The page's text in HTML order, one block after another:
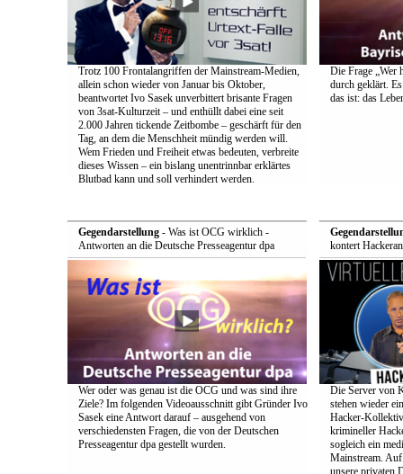
Trotz 100 Frontalangriffen der Mainstream-Medien,
allein schon wieder von Januar bis Oktober,
beantwortet Ivo Sasek unverbittert brisante Fragen
von 3sat-Kulturzeit – und enthüllt dabei eine seit
2.000 Jahren tickende Zeitbombe – geschärft für den
Tag, an dem die Menschheit mündig werden will.
Wem Frieden und Freiheit etwas bedeuten, verbreite
dieses Wissen – ein bislang unentrinnbar erklärtes
Blutbad kann und soll verhindert werden.
Die Frage „Wer
durch geklärt.
das ist: das
Gegendarstellung- Was ist OCG wirklich -
Antworten an die Deutsche Presseagentur dpa
Wer oder was genau ist die OCG und was sind ihre
Ziele? Im folgenden Videoausschnitt gibt Gründer Ivo
Sasek eine Antwort darauf – ausgehend von
verschiedensten Fragen, die von der Deutschen
Presseagentur dpa gestellt wurden.
kontert
Die Server von
stehen wieder
Hacker-
krimineller
sogleich ein
Mainstream. Auf
unsere privaten